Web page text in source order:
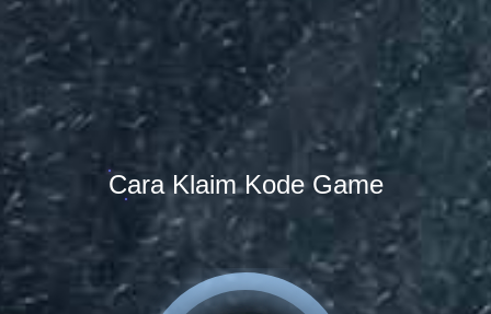
Cara Klaim Kode Game